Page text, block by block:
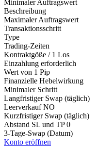
Minimaler Auftragswert
Beschreibung
Maximaler Auftragswert
Transaktionsschritt
Type
Trading-Zeiten
Kontraktgöße / 1 Los
Einzahlung erforderlich
Wert von 1 Pip
Finanzielle Hebelwirkung
Minimaler Schritt
Langfristiger Swap (täglich)
Leerverkauf NO
Kurzfristiger Swap (täglich)
Abstand SL und TP 0
3-Tage-Swap (Datum)
Konto eröffnen